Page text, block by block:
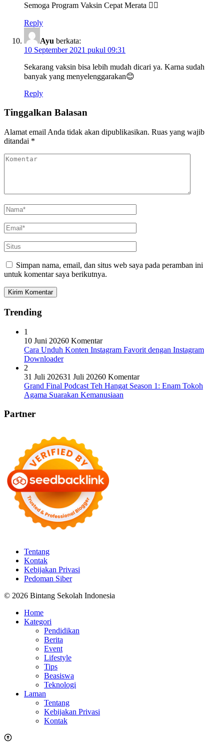
Semoga Program Vaksin Cepat Merata 👍🏻
Reply
Ayu berkata:
10 September 2021 pukul 09:31
Sekarang vaksin bisa lebih mudah dicari ya. Karna sudah
banyak yang menyelenggarakan😊
Reply
Tinggalkan Balasan
Alamat email Anda tidak akan dipublikasikan. Ruas yang wajib
ditandai *
Simpan nama, email, dan situs web saya pada peramban ini
untuk komentar saya berikutnya.
Trending
1
10 Juni 20260 Komentar
Cara Unduh Konten Instagram Favorit dengan Instagram
Downloader
2
31 Juli 202631 Juli 20260 Komentar
Grand Final Podcast Teh Hangat Season 1: Enam Tokoh
Agama Suarakan Kemanusiaan
Partner
Tentang
Kontak
Kebijakan Privasi
Pedoman Siber
© 2026 Bintang Sekolah Indonesia
Home
Kategori
Pendidikan
Berita
Event
Lifestyle
Tips
Beasiswa
Teknologi
Laman
Tentang
Kebijakan Privasi
Kontak